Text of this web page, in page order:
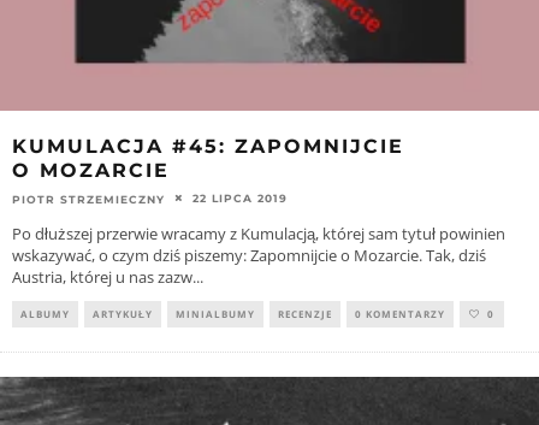
KUMULACJA #45: ZAPOMNIJCIE
O MOZARCIE
PIOTR STRZEMIECZNY 22 LIPCA 2019
Po dłuższej przerwie wracamy z Kumulacją, której sam tytuł powinien
wskazywać, o czym dziś piszemy: Zapomnijcie o Mozarcie. Tak, dziś
Austria, której u nas zazw...
ALBUMY ARTYKUŁY MINIALBUMY RECENZJE 0 KOMENTARZY 0